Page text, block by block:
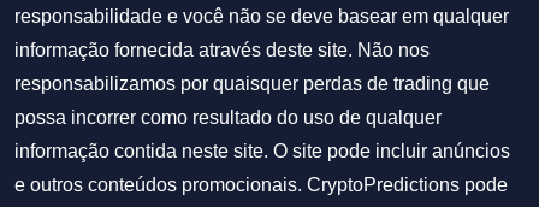
responsabilidade e você não se deve basear em qualquer
informação fornecida através deste site. Não nos
responsabilizamos por quaisquer perdas de trading que
possa incorrer como resultado do uso de qualquer
informação contida neste site. O site pode incluir anúncios
e outros conteúdos promocionais. CryptoPredictions pode